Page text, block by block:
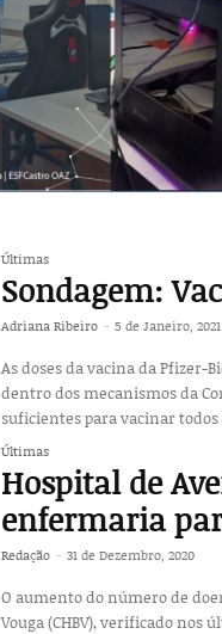
Últimas
Sondagem:
Adriana Ribeiro - 5 de Janeiro, 2021
As doses da vacina da Pfizer-
dentro dos mecanismos da
suficientes para vacinar
Últimas
Hospital de
enfermaria
Redação - 31 de Dezembro, 2020
O aumento do número de
Vouga (CHBV), verificado